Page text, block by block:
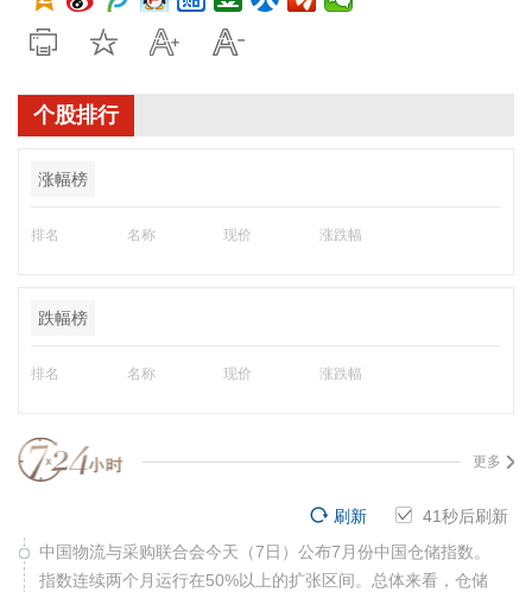
个股排行
涨幅榜
排名 名称 现价 涨跌幅
跌幅榜
排名 名称 现价 涨跌幅
更多
41秒后刷新
刷新
中国物流与采购联合会今天（7日）公布7月份中国仓储指数。
指数连续两个月运行在50%以上的扩张区间。总体来看，仓储